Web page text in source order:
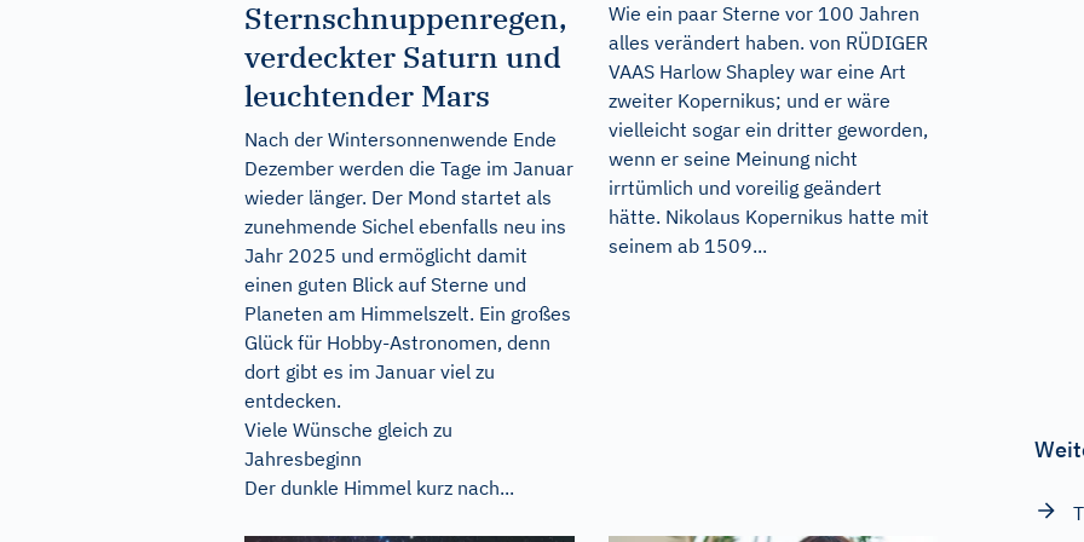
Sternschnuppenregen,
verdeckter Saturn und
leuchtender Mars
Nach der Wintersonnenwende Ende
Dezember werden die Tage im Januar
wieder länger. Der Mond startet als
zunehmende Sichel ebenfalls neu ins
Jahr 2025 und ermöglicht damit
einen guten Blick auf Sterne und
Planeten am Himmelszelt. Ein großes
Glück für Hobby-Astronomen, denn
dort gibt es im Januar viel zu
entdecken.
Viele Wünsche gleich zu
Jahresbeginn
Der dunkle Himmel kurz nach...
Wie ein paar Sterne vor 100 Jahren
alles verändert haben. von RÜDIGER
VAAS Harlow Shapley war eine Art
zweiter Kopernikus; und er wäre
vielleicht sogar ein dritter geworden,
wenn er seine Meinung nicht
irrtümlich und voreilig geändert
hätte. Nikolaus Kopernikus hatte mit
seinem ab 1509...